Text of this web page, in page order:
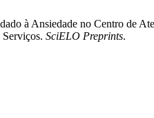
à Ansiedade no Centro de
SciELO Preprints.